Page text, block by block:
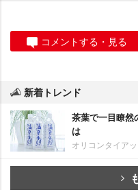
コメントする・見る
新着トレンド
茶葉で一目瞭然
は
オリコンタイア